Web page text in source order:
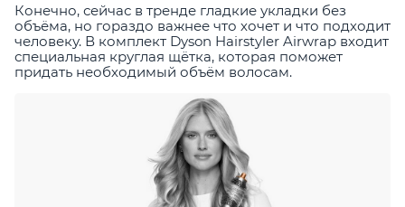
Конечно, сейчас в тренде гладкие укладки без
объёма, но гораздо важнее что хочет и что подходит
человеку. В комплект Dyson Hairstyler Airwrap входит
специальная круглая щётка, которая поможет
придать необходимый объём волосам.